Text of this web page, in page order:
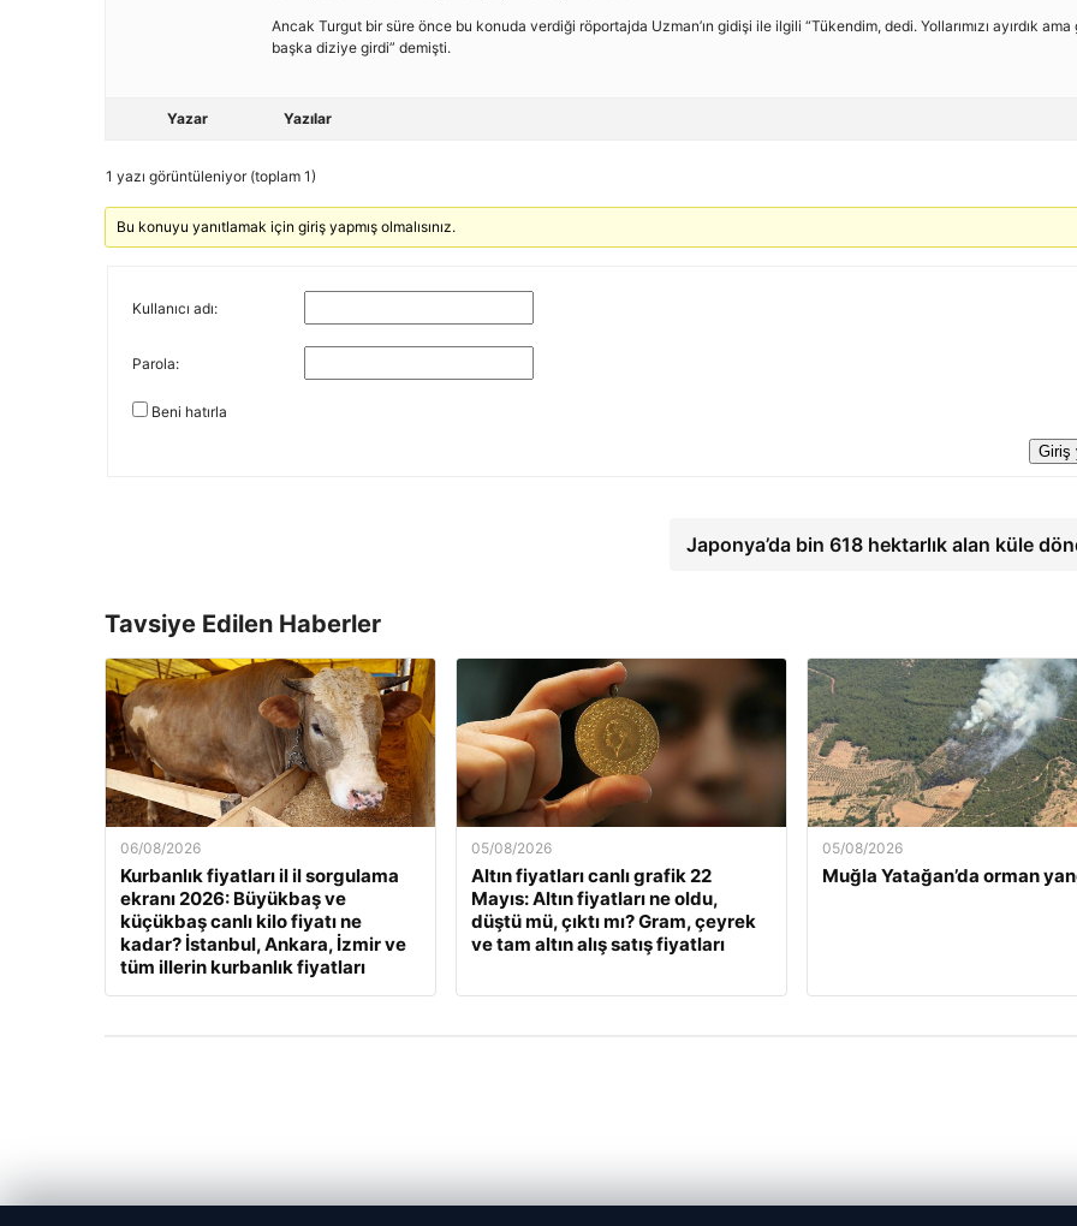
Ancak Turgut bir süre önce bu konuda verdiği röportajda Uzman’ın gidişi ile ilgili “Tükendim, dedi. Yollarımızı ayırdık ama
başka diziye girdi” demişti.
Yazar Yazılar
1 yazı görüntüleniyor (toplam 1)
Bu konuyu yanıtlamak için giriş yapmış olmalısınız.
Kullanıcı adı:
Parola:
Beni hatırla
Giriş
Japonya’da bin 618 hektarlık alan küle
Tavsiye Edilen Haberler
06/08/2026
Kurbanlık fiyatları il il sorgulama
ekranı 2026: Büyükbaş ve
küçükbaş canlı kilo fiyatı ne
kadar? İstanbul, Ankara, İzmir ve
tüm illerin kurbanlık fiyatları
05/08/2026
Altın fiyatları canlı grafik 22
Mayıs: Altın fiyatları ne oldu,
düştü mü, çıktı mı? Gram, çeyrek
ve tam altın alış satış fiyatları
05/08/2026
Muğla Yatağan’da orman